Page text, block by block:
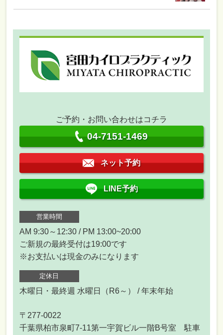
ご予約・お問い合わせはコチラ
04-7151-1469
ネット予約
LINE予約
営業時間
AM 9:30～12:30 / PM 13:00~20:00
ご新規の最終受付は19:00です
※お支払いは現金のみになります
定休日
木曜日・最終週 水曜日（R6～） / 年末年始
〒277-0022
千葉県柏市泉町7-11第一宇賀ビル一階B号室 駐車